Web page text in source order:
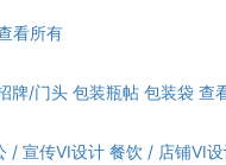
看所有
牌/门头 包装瓶帖 包装袋 查
/ 宣传VI设计 餐饮 / 店铺VI